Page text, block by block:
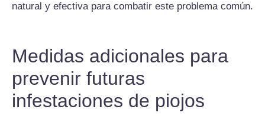
natural y efectiva para combatir este problema común.
Medidas adicionales para
prevenir futuras
infestaciones de piojos